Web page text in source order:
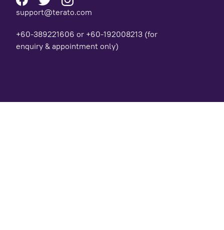
support@terato.com
+60-389221606 or +60-192008213 (for
enquiry & appointment only)